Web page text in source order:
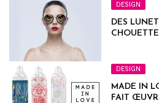
DESIGN
DES
DESIGN
MADE IN
FAIT